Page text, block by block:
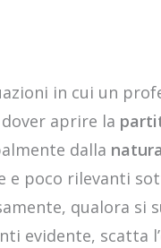
in cui un
dover aprire la
dalla natura
e poco rilevanti
qualora
evidente, scatta